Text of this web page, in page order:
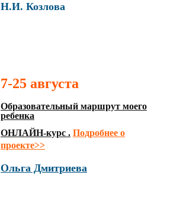
Н.И. Козлова
7-25 августа
Образовательный маршрут моего
ребенка
ОНЛАЙН-курс . Подробнее о
проекте>>
Ольга Дмитриева